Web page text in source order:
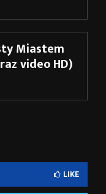
Miastem
video HD)
LIKE